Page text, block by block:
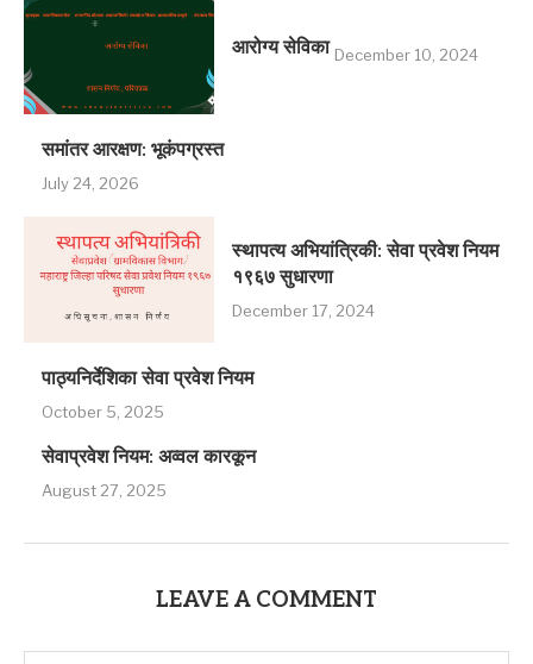
आरोग्य सेविका December 10, 2024
समांतर आरक्षण: भूकंपग्रस्‍त
July 24, 2026
स्थापत्य अभियांत्रिकी: सेवा प्रवेश नियम
१९६७ सुधारणा
December 17, 2024
पाठ्यनिर्देशिका सेवा प्रवेश नियम
October 5, 2025
सेवाप्रवेश नियम: अव्‍वल कारकून
August 27, 2025
LEAVE A COMMENT